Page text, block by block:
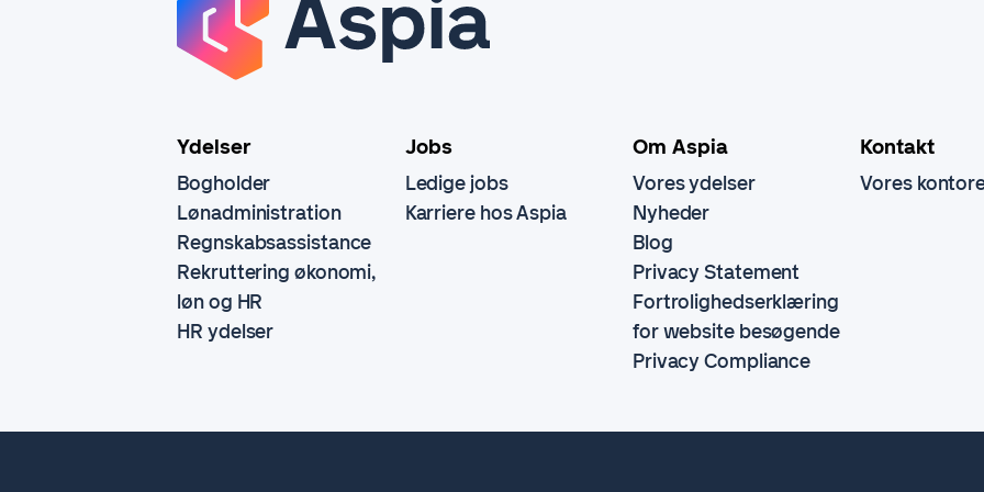
Ydelser
Bogholder
Lønadministration
Regnskabsassistance
Rekruttering økonomi,
løn og HR
HR ydelser
Jobs
Ledige jobs
Karriere hos Aspia
Om Aspia
Vores ydelser
Nyheder
Blog
Privacy Statement
Fortrolighedserklæring
for website besøgende
Privacy Compliance
Kontakt
Vores